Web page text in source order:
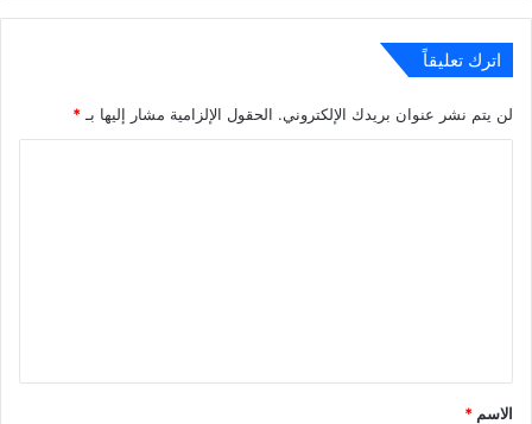
اترك تعليقاً
لن يتم نشر عنوان بريدك الإلكتروني. الحقول الإلزامية مشار إليها بـ *
*
الاسم *